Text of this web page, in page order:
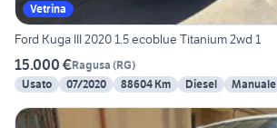
Vetrina
Ford Kuga III 2020 1.5 ecoblue Titanium 2wd 1
15.000 €Ragusa (RG)
Usato
07/2020 88604 Km Diesel Manuale